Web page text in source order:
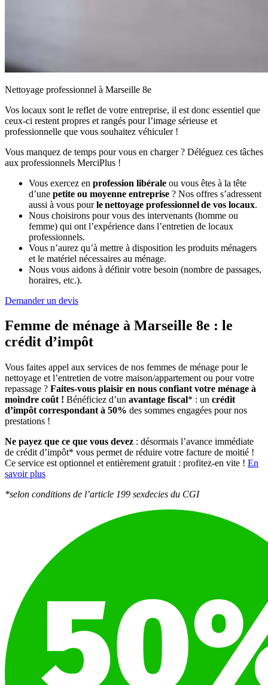
Nettoyage professionnel à Marseille 8e
Vos locaux sont le reflet de votre entreprise, il est donc essentiel que
ceux-ci restent propres et rangés pour l’image sérieuse et
professionnelle que vous souhaitez véhiculer !
Vous manquez de temps pour vous en charger ? Déléguez ces tâches
aux professionnels MerciPlus !
Vous exercez en profession libérale ou vous êtes à la tête
d’une petite ou moyenne entreprise ? Nos offres s’adressent
aussi à vous pourle nettoyage professionnel de vos locaux.
Nous choisirons pour vous des intervenants (homme ou
femme) qui ont l’expérience dans l’entretien de locaux
professionnels.
Vous n’aurez qu’à mettre à disposition les produits ménagers
et le matériel nécessaires au ménage.
Nous vous aidons à définir votre besoin (nombre de passages,
horaires, etc.).
Demander un devis
Femme de ménage à Marseille 8e : le
crédit d’impôt
Vous faites appel aux services de nos femmes de ménage pour le
nettoyage et l’entretien de votre maison/appartement ou pour votre
repassage ? Faites-vous plaisir en nous confiant votre ménage à
moindre coût ! Bénéficiez d’un avantage fiscal* : un crédit
d’impôt correspondant à 50% des sommes engagées pour nos
prestations !
Ne payez que ce que vous devez : désormais l’avance immédiate
de crédit d’impôt* vous permet de réduire votre facture de moitié !
Ce service est optionnel et entièrement gratuit : profitez-en vite ! En
savoir plus
*selon conditions de l’article 199 sexdecies du CGI